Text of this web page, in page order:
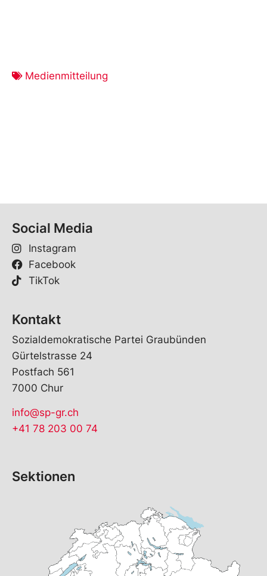
Medienmitteilung
Social Media
Instagram
Facebook
TikTok
Kontakt
Sozialdemokratische Partei Graubünden
Gürtelstrasse 24
Postfach 561
7000 Chur
info@sp-gr.ch
+41 78 203 00 74
Sektionen